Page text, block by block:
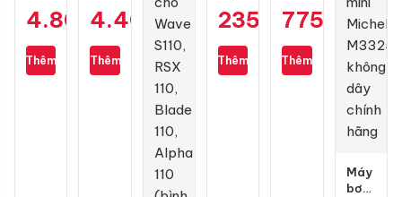
Pro
dầu
cho
4.800.000 ₫
Thêm
Pro
Air
Blade
4.400.000 ₫
Thêm
10W40
0.8L
235.000₫
Thêm
TT902
100/70-
17
775.000₫
Thêm
Máy
bơm